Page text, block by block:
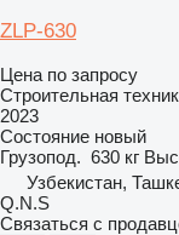
ZLP-630
Цена по запросу
Строительная
2023
Состояние новый
Грузопод. 630 кг
Узбекистан,
Q.N.S
Связаться с